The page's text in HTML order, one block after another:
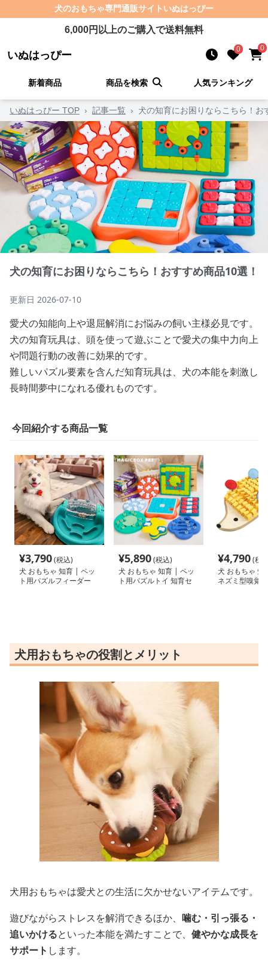
犬のおもちゃ専門通販サイト いぬはっぴー
6,000円以上のご購入で送料無料
いぬはっぴー 0 0
新着商品 商品を検索 人気ランキング
いぬはっぴー TOP › 記事一覧 › 犬の知育にお困りならこちら！お
犬の知育にお困りならこちら！おすすめ商品10選！
更新日 2026-07-10
愛犬の知能向上や退屈解消にお悩みの飼い主様必見です。
犬の知育玩具は、頭を使って遊ぶことで愛犬の集中力向上
や問題行動の改善に効果的です。
難しいパズル要素を含んだ知育玩具は、犬の本能を刺激し
長時間夢中になれる優れものです。
今回紹介する商品一覧
¥3,790(税込)
犬 おもちゃ 知育 | ペッ
ト用パズルフィーダー
¥5,890(税込)
犬 おもちゃ 知育 | ペッ
ト用パズルトイ 知育セ
¥4,790(税
犬 おもちゃ 知
ネズミ型嗅覚
犬用おもちゃの役割とメリット
犬用おもちゃは愛犬との生活に欠かせないアイテムです。
遊びながらストレスを解消できるほか、 噛む・引っ張る・
追いかけるといった本能を満たすことで、 健やかな成長を
サポート します。